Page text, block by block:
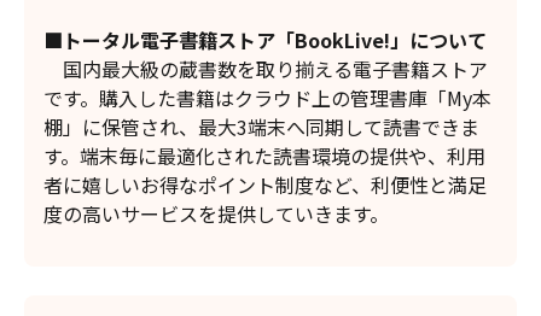
■トータル電子書籍ストア「BookLive!」について
国内最大級の蔵書数を取り揃える電子書籍ストア
です。購入した書籍はクラウド上の管理書庫「My本
棚」に保管され、最大3端末へ同期して読書できま
す。端末毎に最適化された読書環境の提供や、利用
者に嬉しいお得なポイント制度など、利便性と満足
度の高いサービスを提供していきます。